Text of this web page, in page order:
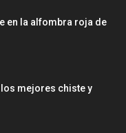
en la alfombra roja de
mejores chiste y